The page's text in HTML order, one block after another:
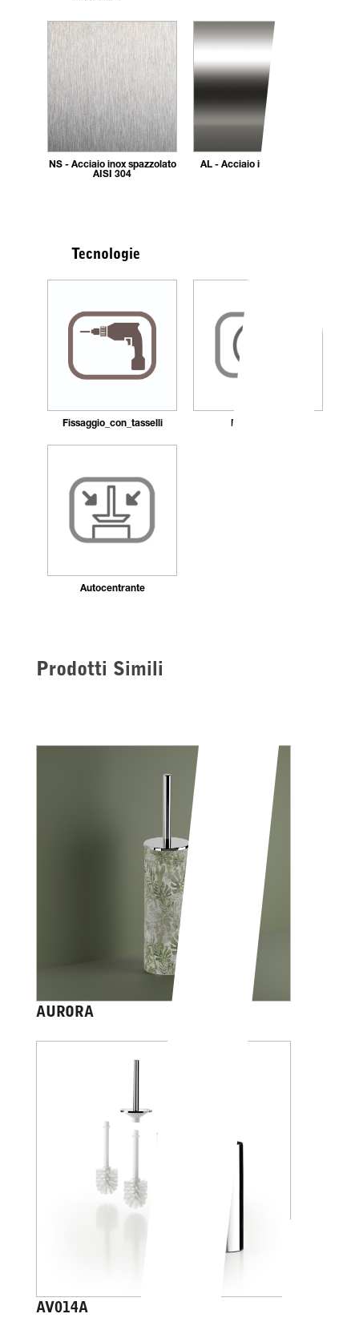
NS - Acciaio inox spazzolato
AISI 304
AL - Acciaio inox AISI 304
Tecnologie
Fissaggio_con_tasselli Ricaricabile
Autocentrante
Prodotti Simili
AURORA
AV014A